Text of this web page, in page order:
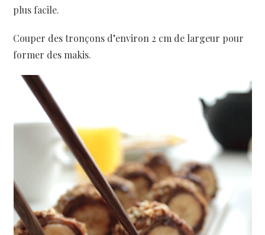
plus facile.
Couper des tronçons d’environ 2 cm de largeur pour
former des makis.